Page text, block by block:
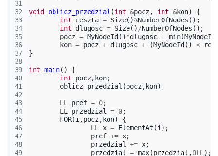
31
32
33
34
35
36
37
38
39
40
41
42
43
44
45
46
47
48
49
void oblicz_przedzial (int &pocz, int &kon)
{
int
reszta = Size()%NumberOfNodes ();
int
dlugosc = Size() /NumberOfNodes ();
pocz = MyNodeId ()*dlugosc + min(MyNodeId
kon = pocz + dlugosc + (MyNodeId () <
}
int main()
{
int
pocz, kon;
oblicz_przedzial (pocz, kon);
LL pref = 0;
LL
przedzial = 0;
FOR(i ,pocz, kon)
{
LL
x = ElementAt (i );
pref += x;
przedzial
+= x;
przedzial
= max(przedzial ,0L L );